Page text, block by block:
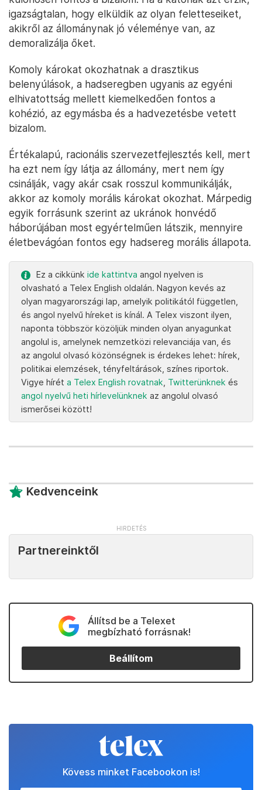
igazságtalan, hogy elküldik az olyan feletteseiket,
akikről az állománynak jó véleménye van, az
demoralizálja őket.
Komoly károkat okozhatnak a drasztikus
belenyúlások, a hadseregben ugyanis az egyéni
elhivatottság mellett kiemelkedően fontos a
kohézió, az egymásba és a hadvezetésbe vetett
bizalom.
Értékalapú, racionális szervezetfejlesztés kell, mert
ha ezt nem így látja az állomány, mert nem így
csinálják, vagy akár csak rosszul kommunikálják,
akkor az komoly morális károkat okozhat. Márpedig
egyik forrásunk szerint az ukránok honvédő
háborújában most egyértelműen látszik, mennyire
életbevágóan fontos egy hadsereg morális állapota.
Ez a cikkünk ide kattintva angol nyelven is
olvasható a Telex English oldalán. Nagyon kevés az
olyan magyarországi lap, amelyik politikától független,
és angol nyelvű híreket is kínál. A Telex viszont ilyen,
naponta többször közöljük minden olyan anyagunkat
angolul is, amelynek nemzetközi relevanciája van, és
az angolul olvasó közönségnek is érdekes lehet: hírek,
politikai elemzések, tényfeltárások, színes riportok.
Vigye hírét a Telex English rovatnak Twitterünknek és
angol nyelvű heti hírlevelünknek az angolul olvasó
ismerősei között!
Kedvenceink
Partnereinktől
Állítsd be a Telexet
megbízható forrásnak!
Beállítom
Kövess minket Facebookon is!